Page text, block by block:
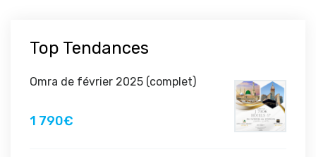
Top Tendances
Omra de février 2025 (complet)
1 790€